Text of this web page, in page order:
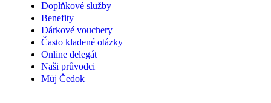
Doplňkové služby
Benefity
Dárkové vouchery
Často kladené otázky
Online delegát
Naši průvodci
Můj Čedok